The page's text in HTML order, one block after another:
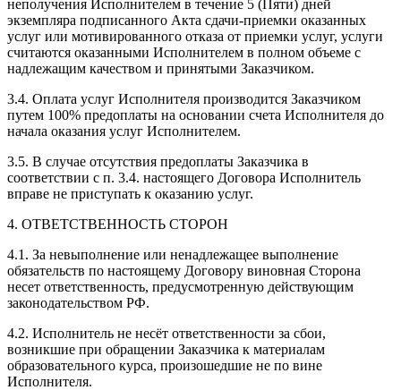
неполучения Исполнителем в течение 5 (Пяти) дней
экземпляра подписанного Акта сдачи-приемки оказанных
услуг или мотивированного отказа от приемки услуг, услуги
считаются оказанными Исполнителем в полном объеме с
надлежащим качеством и принятыми Заказчиком.
3.4. Оплата услуг Исполнителя производится Заказчиком
путем 100% предоплаты на основании счета Исполнителя до
начала оказания услуг Исполнителем.
3.5. В случае отсутствия предоплаты Заказчика в
соответствии с п. 3.4. настоящего Договора Исполнитель
вправе не приступать к оказанию услуг.
4. ОТВЕТСТВЕННОСТЬ СТОРОН
4.1. За невыполнение или ненадлежащее выполнение
обязательств по настоящему Договору виновная Сторона
несет ответственность, предусмотренную действующим
законодательством РФ.
4.2. Исполнитель не несёт ответственности за сбои,
возникшие при обращении Заказчика к материалам
образовательного курса, произошедшие не по вине
Исполнителя.